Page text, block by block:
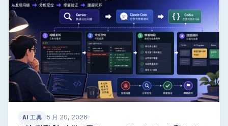
AI 工具 5 月 20, 2026